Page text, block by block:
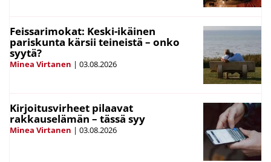
Feissarimokat: Keski-ikäinen
pariskunta kärsii teineistä – onko
syytä?
Minea Virtanen | 03.08.2026
Kirjoitusvirheet pilaavat
rakkauselämän – tässä syy
Minea Virtanen | 03.08.2026